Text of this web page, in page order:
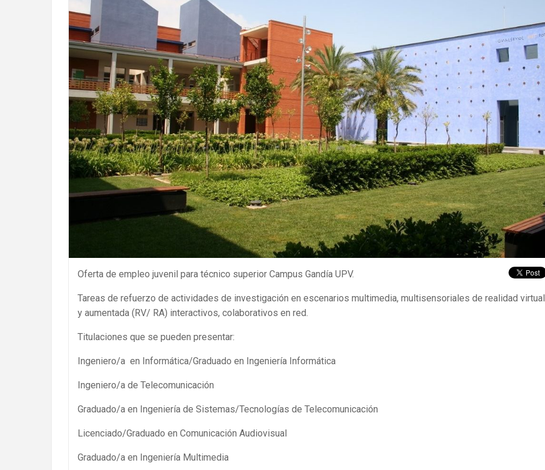
Oferta de empleo juvenil para técnico superior Campus Gandía UPV.
Tareas de refuerzo de actividades de investigación en escenarios multimedia, multisensoriales de realidad virtual
y aumentada (RV/ RA) interactivos, colaborativos en red.
Titulaciones que se pueden presentar:
Ingeniero/a en Informática/Graduado en Ingeniería Informática
Ingeniero/a de Telecomunicación
Graduado/a en Ingeniería de Sistemas/Tecnologías de Telecomunicación
Licenciado/Graduado en Comunicación Audiovisual
Graduado/a en Ingeniería Multimedia